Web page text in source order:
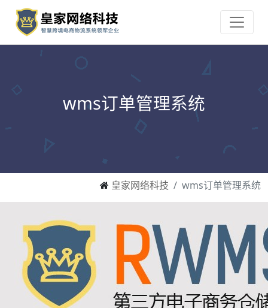
wms订单管理系统
皇家网络科技 wms订单管理系统